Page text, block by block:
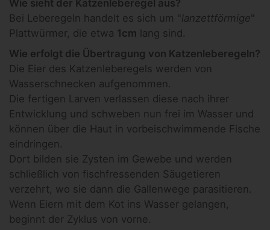
Wie sieht der Katzenleberegel aus?
Bei Leberegeln handelt es sich um " lanzettförmige"
Plattwürmer, die etwa 1cm lang sind.
Wie erfolgt die Übertragung von Katzenleberegeln?
Die Eier des Katzenleberegels werden von
Wasserschnecken aufgenommen.
Die fertigen Larven verlassen diese nach ihrer
Entwicklung und schweben nun frei im Wasser und
können über die Haut in vorbeischwimmende Fische
eindringen.
Dort bilden sie Zysten im Gewebe und werden
schließlich von fischfressenden Säugetieren
verzehrt, wo sie dann die Gallenwege parasitieren.
Wenn Eiern mit dem Kot ins Wasser gelangen,
beginnt der Zyklus von vorne.